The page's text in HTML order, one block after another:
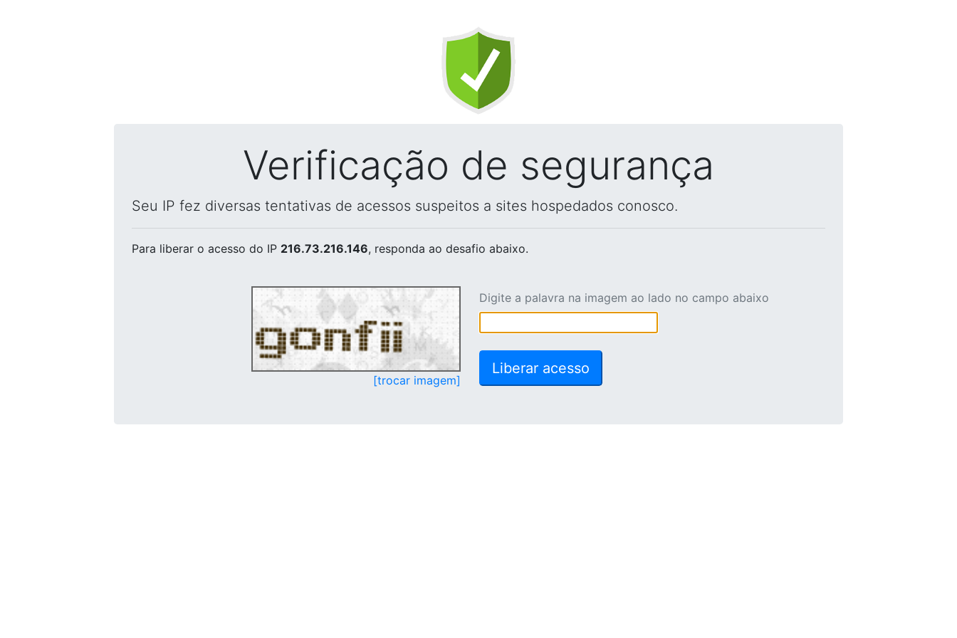
Verificação de segurança
Seu IP fez diversas tentativas de acessos suspeitos a sites hospedados conosco.
Para liberar o acesso do IP 216.73.216.146, responda ao desafio abaixo.
[trocar imagem]
Digite a palavra na imagem ao lado no campo abaixo